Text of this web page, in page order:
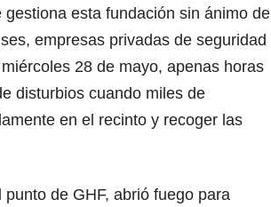
gestiona esta fundación sin ánimo de
empresas privadas de seguridad
28 de mayo, apenas horas
disturbios cuando miles de
en el recinto y recoger las
de GHF, abrió fuego para